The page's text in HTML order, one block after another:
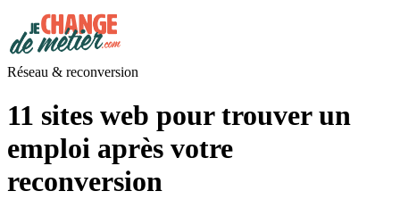
Réseau & reconversion
11 sites web pour trouver un
emploi après votre
reconversion